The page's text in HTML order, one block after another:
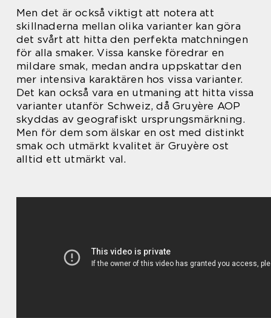
Men det är också viktigt att notera att
skillnaderna mellan olika varianter kan göra
det svårt att hitta den perfekta matchningen
för alla smaker. Vissa kanske föredrar en
mildare smak, medan andra uppskattar den
mer intensiva karaktären hos vissa varianter.
Det kan också vara en utmaning att hitta vissa
varianter utanför Schweiz, då Gruyère AOP
skyddas av geografiskt ursprungsmärkning.
Men för dem som älskar en ost med distinkt
smak och utmärkt kvalitet är Gruyère ost
alltid ett utmärkt val.